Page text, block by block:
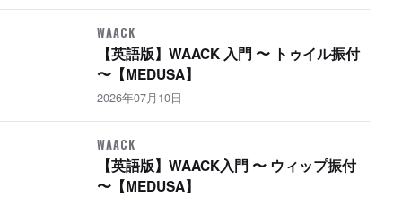
WAACK
【英語版】WAACK 入門 〜 トゥイル振付
〜【MEDUSA】
2026年07月10日
WAACK
【英語版】WAACK入門 〜 ウィップ振付
〜【MEDUSA】